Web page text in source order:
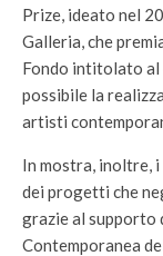
Prize, ideato nel
Galleria, che
Fondo intitolato
possibile la
artisti
In mostra, inoltre,
dei progetti che
grazie al supporto
Contemporanea